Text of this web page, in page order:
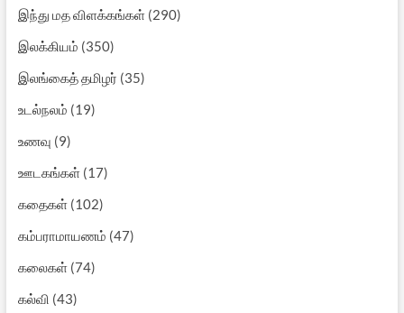
இந்து மத விளக்கங்கள்(290)
இலக்கியம் (350)
இலங்கைத் தமிழர் (35)
உடல்நலம் (19)
உணவு (9)
ஊடகங்கள்(17)
கதைகள்(102)
கம்பராமாயணம் (47)
கலைகள்(74)
கல்வி (43)